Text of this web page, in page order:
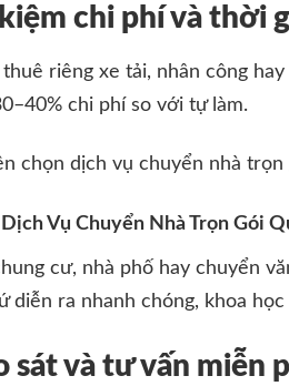
chi phí và thời
thuê riêng xe tải, nhân công
chi phí so với tự làm.
Vụ Chuyển Nhà Trọn Gói
cư, nhà phố hay chuyển
diễn ra nhanh chóng, khoa
sát và tư vấn miễn